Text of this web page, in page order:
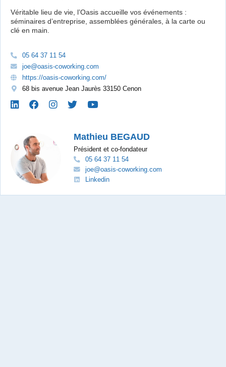
Véritable lieu de vie, l’Oasis accueille vos événements :
séminaires d’entreprise, assemblées générales, à la carte ou
clé en main.
05 64 37 11 54
joe@oasis-coworking.com
https://oasis-coworking.com/
68 bis avenue Jean Jaurès 33150 Cenon
Mathieu BEGAUD
Président et co-fondateur
05 64 37 11 54
joe@oasis-coworking.com
Linkedin